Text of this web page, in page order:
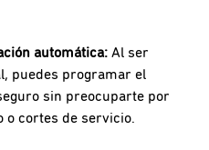
automática: Al ser
puedes programar el
sin preocuparte por
o cortes de servicio.